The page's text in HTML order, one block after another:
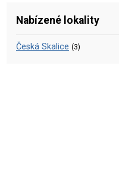
Nabízené lokality
Česká Skalice (3)